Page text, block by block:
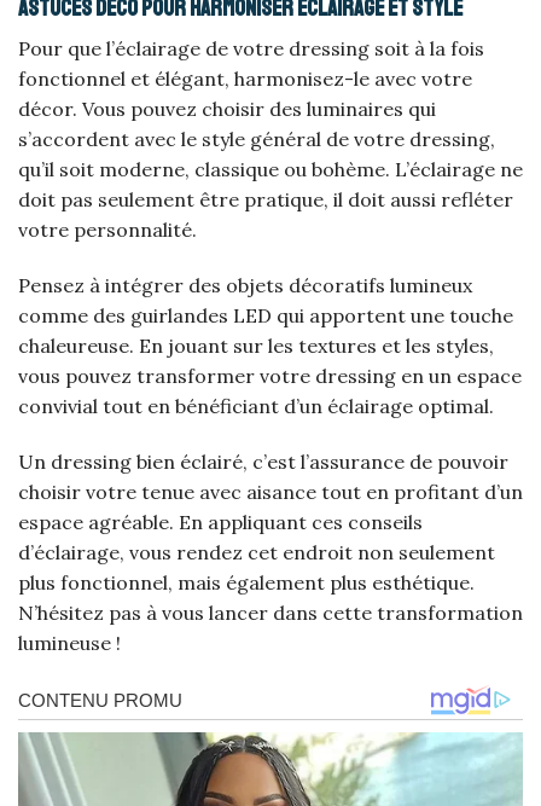
Astuces déco pour harmoniser éclairage et style
Pour que l’éclairage de votre dressing soit à la fois
fonctionnel et élégant, harmonisez-le avec votre
décor. Vous pouvez choisir des luminaires qui
s’accordent avec le style général de votre dressing,
qu’il soit moderne, classique ou bohème. L’éclairage ne
doit pas seulement être pratique, il doit aussi refléter
votre personnalité.
Pensez à intégrer des objets décoratifs lumineux
comme des guirlandes LED qui apportent une touche
chaleureuse. En jouant sur les textures et les styles,
vous pouvez transformer votre dressing en un espace
convivial tout en bénéficiant d’un éclairage optimal.
Un dressing bien éclairé, c’est l’assurance de pouvoir
choisir votre tenue avec aisance tout en profitant d’un
espace agréable. En appliquant ces conseils
d’éclairage, vous rendez cet endroit non seulement
plus fonctionnel, mais également plus esthétique.
N’hésitez pas à vous lancer dans cette transformation
lumineuse !